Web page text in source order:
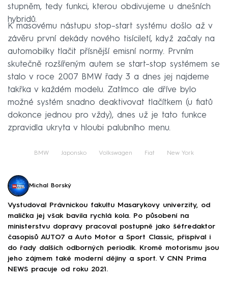
stupněm, tedy funkci, kterou obdivujeme u dnešních
hybridů.
K masovému nástupu stop–start systému došlo až v
závěru první dekády nového tisíciletí, když začaly na
automobilky tlačit přísnější emisní normy. Prvním
skutečně rozšířeným autem se start–stop systémem se
stalo v roce 2007 BMW řady 3 a dnes jej najdeme
takřka v každém modelu. Zatímco ale dříve bylo
možné systém snadno deaktivovat tlačítkem (u fiatů
dokonce jednou pro vždy), dnes už je tato funkce
zpravidla ukryta v hloubi palubního menu.
BMW Japonsko Volkswagen Fiat New York
Michal Borský
Vystudoval Právnickou fakultu Masarykovy univerzity, od
malička jej však bavila rychlá kola. Po působení na
ministerstvu dopravy pracoval postupně jako šéfredaktor
časopisů AUTO7 a Auto Motor a Sport Classic, přispíval i
do řady dalších odborných periodik. Kromě motorismu jsou
jeho zájmem také moderní dějiny a sport. V CNN Prima
NEWS pracuje od roku 2021.